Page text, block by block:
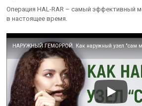
Операция HAL-RAR – самый эффективный
в настоящее время.
НАРУЖНЫЙ ГЕМОРРОЙ. Как наружный узел "сам